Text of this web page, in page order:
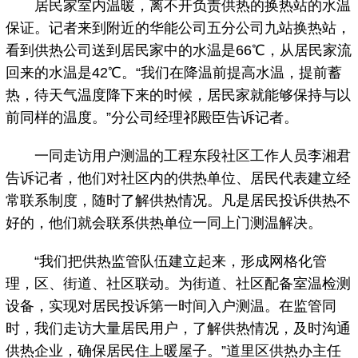
居民家室内温暖，离不开负责供热的换热站的水温
保证。记者来到附近的华能公司五分公司九站换热站，
看到供热公司送到居民家中的水温是66℃，从居民家流
回来的水温是42℃。“我们在降温前提高水温，提前蓄
热，待天气温度降下来的时候，居民家就能够保持与以
前同样的温度。”分公司经理祁殿臣告诉记者。
一同走访用户测温的工程东段社区工作人员李湘君
告诉记者，他们对社区内的供热单位、居民代表建立经
常联系制度，随时了解供热情况。凡是居民投诉供热不
好的，他们就会联系供热单位一同上门测温解决。
“我们把供热监管队伍建立起来，形成网格化管
理，区、街道、社区联动。为街道、社区配备室温检测
设备，实现对居民投诉第一时间入户测温。在监管同
时，我们走访大量居民用户，了解供热情况，及时沟通
供热企业，确保居民住上暖屋子。”道里区供热办主任